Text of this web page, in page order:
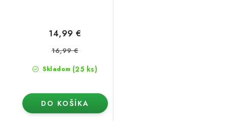
Skladom (25 ks)
14,99 €
16,99 €
DO KOŠÍKA